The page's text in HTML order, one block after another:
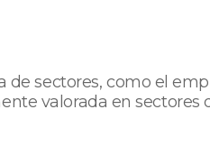
sectores, como el
valorada en